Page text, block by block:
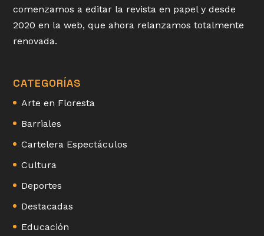
comenzamos a editar la revista en papel y desde
2020 en la web, que ahora relanzamos totalmente
renovada.
CATEGORÍAS
Arte en Floresta
Barriales
Cartelera Espectáculos
Cultura
Deportes
Destacadas
Educación